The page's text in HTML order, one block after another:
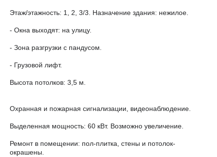
Этаж/этажность: 1, 2, 3/3. Назначение здания: нежилое.
- Окна выходят: на улицу.
- Зона разгрузки с пандусом.
- Грузовой лифт.
Высота потолков: 3,5 м.
Охранная и пожарная сигнализации, видеонаблюдение.
Выделенная мощность: 60 кВт. Возможно увеличение.
Ремонт в помещении: пол-плитка, стены и потолок-
окрашены.